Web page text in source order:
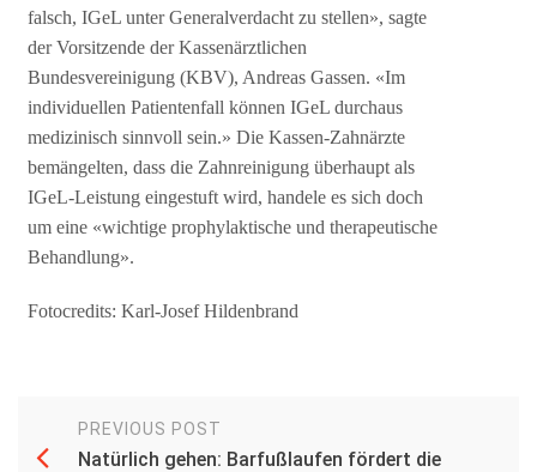
falsch, IGeL unter Generalverdacht zu stellen», sagte
der Vorsitzende der Kassenärztlichen
Bundesvereinigung (KBV), Andreas Gassen. «Im
individuellen Patientenfall können IGeL durchaus
medizinisch sinnvoll sein.» Die Kassen-Zahnärzte
bemängelten, dass die Zahnreinigung überhaupt als
IGeL-Leistung eingestuft wird, handele es sich doch
um eine «wichtige prophylaktische und therapeutische
Behandlung».
Fotocredits: Karl-Josef Hildenbrand
PREVIOUS POST
Natürlich gehen: Barfußlaufen fördert die